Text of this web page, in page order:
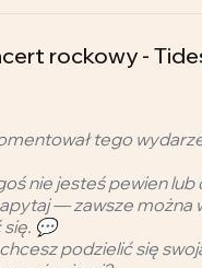
rockowy -
tego
nie jesteś pewien lub
— zawsze można
się. 💬
podzielić się